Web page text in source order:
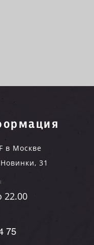
в Москве
31
22.00
75